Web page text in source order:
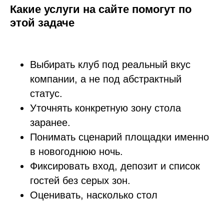
Какие услуги на сайте помогут по
этой задаче
Выбирать клуб под реальный вкус
компании, а не под абстрактный
статус.
Уточнять конкретную зону стола
заранее.
Понимать сценарий площадки именно
в новогоднюю ночь.
Фиксировать вход, депозит и список
гостей без серых зон.
Оценивать, насколько стол